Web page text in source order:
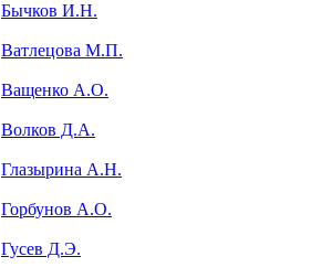
Бычков И.Н.
Ватлецова М.П.
Ващенко А.О.
Волков Д.А.
Глазырина А.Н.
Горбунов А.О.
Гусев Д.Э.